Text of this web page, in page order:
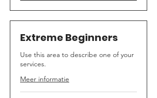
Extreme Beginners
Use this area to describe one of your
services.
Meer informatie